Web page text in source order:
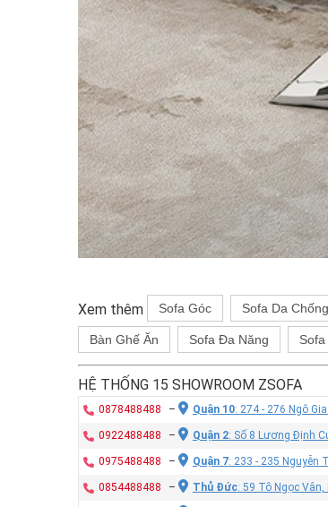
Xem thêm Sofa Góc Sofa Da
Bàn Ghế Ăn Sofa Đa Năng
HỆ THỐNG 15 SHOWROOM ZSOFA
0878488488 – Quận 10: 274 - 276 Ngô
0922488488 – Quận 2: Số 8 Lương Định
0975488488 – Quận 7: 233 - 235 Nguyễn
0854488488 – Thủ Đức: 59 Tô Ngọc Vân,